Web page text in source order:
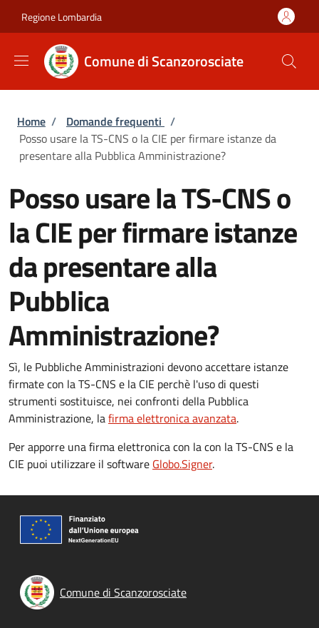
Regione Lombardia
Comune di Scanzorosciate
Briciole di pane
Home / Domande frequenti /
Posso usare la TS-CNS o la CIE per firmare istanze da
presentare alla Pubblica Amministrazione?
Posso usare la TS-CNS o
la CIE per firmare istanze
da presentare alla
Pubblica
Amministrazione?
Sì, le Pubbliche Amministrazioni devono accettare istanze
firmate con la TS-CNS e la CIE perchè l'uso di questi
strumenti sostituisce, nei confronti della Pubblica
Amministrazione, lafirma elettronica avanzata.
Per apporre una firma elettronica con la con la TS-CNS e la
CIE puoi utilizzare il software Globo.Signer.
Comune di Scanzorosciate